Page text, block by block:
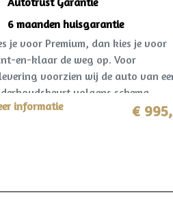
6 maanden huisgarantie
je voor Premium, dan kies je voor
en-klaar de weg op. Voor
voorzien wij de auto van
volgens schema,
APK en een grondige technische
voorzien? Dan wordt dit opgelost
informatie €